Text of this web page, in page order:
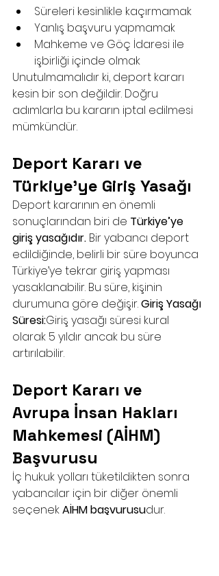
Süreleri kesinlikle kaçırmamak
Yanlış başvuru yapmamak
Mahkeme ve Göç İdaresi ile
işbirliği içinde olmak
Unutulmamalıdır ki, deport kararı
kesin bir son değildir. Doğru
adımlarla bu kararın iptal edilmesi
mümkündür.
Deport Kararı ve
Türkiye’ye Giriş Yasağı
Deport kararının en önemli
sonuçlarından biri de Türkiye’ye
giriş yasağıdır. Bir yabancı deport
edildiğinde, belirli bir süre boyunca
Türkiye’ye tekrar giriş yapması
yasaklanabilir. Bu süre, kişinin
durumuna göre değişir. Giriş Yasağı
Süresi:Giriş yasağı süresi kural
olarak 5 yıldır ancak bu süre
artırılabilir.
Deport Kararı ve
Avrupa İnsan Hakları
Mahkemesi (AİHM)
Başvurusu
İç hukuk yolları tüketildikten sonra
yabancılar için bir diğer önemli
seçenek AİHM başvurusudur.